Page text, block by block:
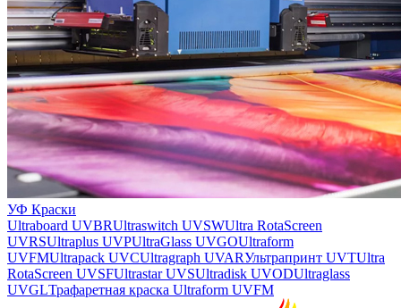
УФ Краски
Ultraboard UVBRUltraswitch UVSWUltra RotaScreen
UVRSUltraplus UVPUltraGlass UVGOUltraform
UVFMUltrapack UVCUltragraph UVARУльтрапринт UVTUltra
RotaScreen UVSFUltrastar UVSUltradisk UVODUltraglass
UVGLТрафаретная краска Ultraform UVFM